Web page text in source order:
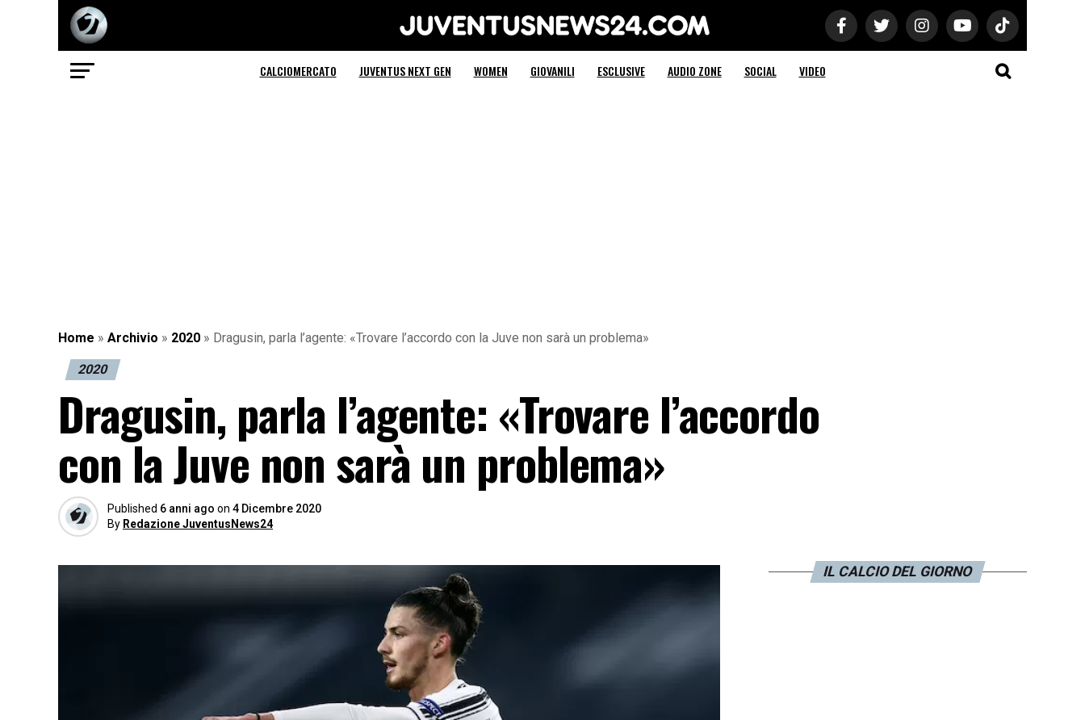
Juventus News 24
CALCIOMERCATO JUVENTUS NEXT GEN WOMEN GIOVANILI ESCLUSIVE AUDIO ZONE SOCIAL VIDEO
Home » Archivio » 2020 » Dragusin, parla l’agente: «Trovare l’accordo con la Juve non sarà un problema»
2020
Dragusin, parla l’agente: «Trovare l’accordo
con la Juve non sarà un problema»
Published 6 anni ago on 4 Dicembre 2020
By Redazione JuventusNews24
IL CALCIO DEL GIORNO